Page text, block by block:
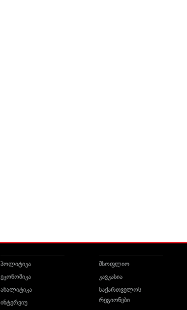
პოლიტიკა
ეკონომიკა
ანალიტიკა
ინტერვიუ
მსოფლიო
კავკასია
საქართველოს
რეგიონები